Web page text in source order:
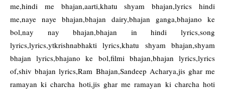
me,hindi me bhajan,aarti,khatu shyam bhajan,lyrics hindi
me,naye naye bhajan,bhajan dairy,bhajan ganga,bhajano ke
bol,nay nay bhajan,bhajan in hindi lyrics,song
lyrics,lyrics,ytkrishnabhakti lyrics,khatu shyam bhajan,shyam
bhajan lyrics,bhajano ke bol,filmi bhajan,bhajan lyrics,lyrics
of,shiv bhajan lyrics,Ram Bhajan,Sandeep Acharya,jis ghar me
ramayan ki charcha hoti,jis ghar me ramayan ki charcha hoti